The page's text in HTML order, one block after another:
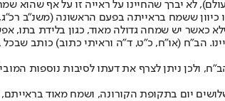
לא יברך שהחיינו על ראייה זו על אף שהוא
כיוון ששמח בראייתה בפעם הראשונה (משנ"ב
כאשר יש שמחה גדולה מאוד, כגון בלידת בתו,
הב"ח (או"ח, כ"ט, ד"ה וראיתי כתוב) כותב
ולכן ניתן לצרף את דעתו לסיבות נוספות
יום בתקופת הקורונה, ושמח מאוד בראייתם,